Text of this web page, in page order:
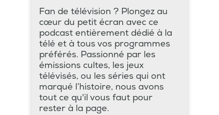
Fan de télévision ? Plongez au
cœur du petit écran avec ce
podcast entièrement dédié à la
télé et à tous vos programmes
préférés. Passionné par les
émissions cultes, les jeux
télévisés, ou les séries qui ont
marqué l’histoire, nous avons
tout ce qu'il vous faut pour
rester à la page.